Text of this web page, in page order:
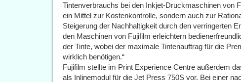
Tintenverbrauchs bei den Inkjet-Druckmaschinen von
ein Mittel zur Kostenkontrolle, sondern auch zur
Steigerung der Nachhaltigkeit durch den verringerten
den Maschinen von Fujifilm erleichtern
der Tinte, wobei der maximale Tintenauftrag für die
wirklich benötigen.“
Fujifilm stellte im Print Experience Centre außerdem
als Inlinemodul für die Jet Press 750S vor. Bei einer